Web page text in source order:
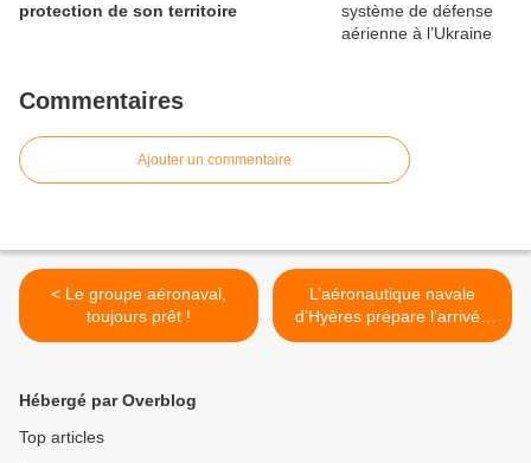
protection de son territoire
Commentaires
Ajouter un commentaire
< Le groupe aéronaval,
toujours prêt !
L’aéronautique navale
d’Hyères prépare l’arrivée
du simulateur NH90 MRTD
Hébergé par Overblog
Top articles